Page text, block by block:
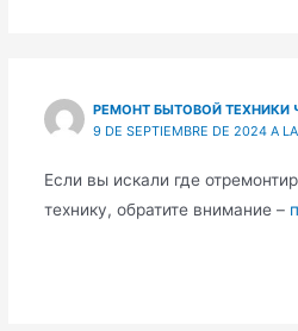
РЕМОНТ БЫТОВОЙ ТЕХНИКИ
9 DE SEPTIEMBRE DE 2024 A
Если вы искали где
технику, обратите внимание –